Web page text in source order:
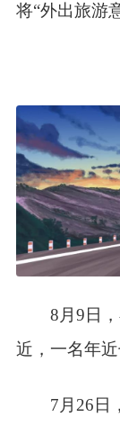
将“外出旅游
8月9日，
近，一名年
7月26日，